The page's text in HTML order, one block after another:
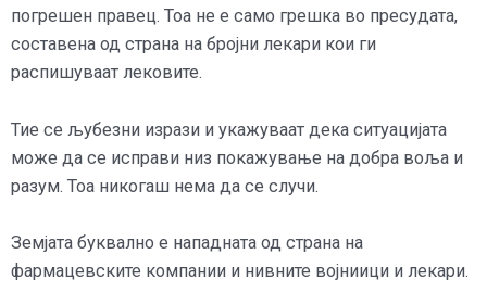
погрешен правец. Тоа не е само грешка во пресудата,
составена од страна на бројни лекари кои ги
распишуваат лековите.
Тие се љубезни изрази и укажуваат дека ситуацијата
може да се исправи низ покажување на добра воља и
разум. Тоа никогаш нема да се случи.
Земјата буквално е нападната од страна на
фармацевските компании и нивните војниици и лекари.